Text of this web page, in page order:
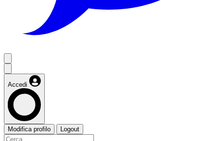
Accedi
Modifica profilo Logout